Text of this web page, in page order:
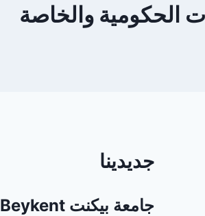
الحكومية والخاصة
جديدينا
جامعة بيكنت Beykent